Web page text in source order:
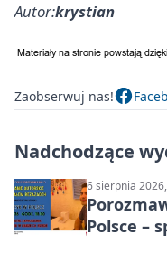
Autor:krystian
Zaobserwuj nas!
Nadchodzące
6 sierpnia
Polsce –